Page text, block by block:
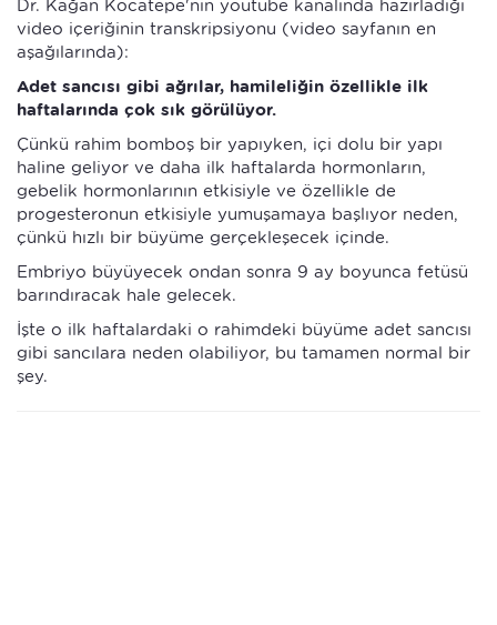
Dr. Kağan Kocatepe'nin youtube kanalında hazırladığı
video içeriğinin transkripsiyonu (video sayfanın en
aşağılarında):
Adet sancısı gibi ağrılar, hamileliğin özellikle ilk
haftalarında çok sık görülüyor.
Çünkü rahim bomboş bir yapıyken, içi dolu bir yapı
haline geliyor ve daha ilk haftalarda hormonların,
gebelik hormonlarının etkisiyle ve özellikle de
progesteronun etkisiyle yumuşamaya başlıyor neden,
çünkü hızlı bir büyüme gerçekleşecek içinde.
Embriyo büyüyecek ondan sonra 9 ay boyunca fetüsü
barındıracak hale gelecek.
İşte o ilk haftalardaki o rahimdeki büyüme adet sancısı
gibi sancılara neden olabiliyor, bu tamamen normal bir
şey.